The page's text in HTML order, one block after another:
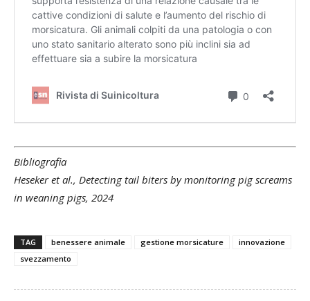
Bibliografia
Heseker et al., Detecting tail biters by monitoring pig screams
in weaning pigs, 2024
TAG benessere animale gestione morsicature
innovazione
svezzamento